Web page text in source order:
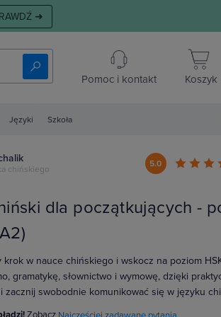
➜
Pomoc i kontakt Koszyk
Języki Szkoła
chińskiego
5.0
dla początkujących -
krok w nauce chińskiego i wskocz na poziom
gramatykę, słownictwo i wymowę, dzięki
zacznij swobodnie komunikować się w języku